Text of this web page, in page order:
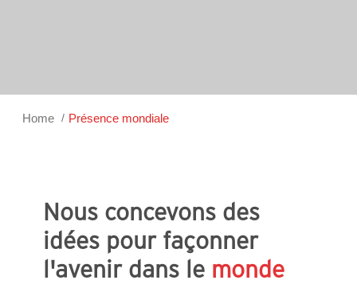
Home Présence mondiale
Nous concevons des
idées pour façonner
l'avenir dans le monde